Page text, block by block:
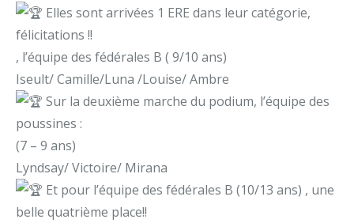
Elles sont arrivées 1 ERE dans leur catégorie,
félicitations !!
, l’équipe des fédérales B ( 9/10 ans)
Iseult/ Camille/Luna /Louise/ Ambre
Sur la deuxième marche du podium, l’équipe des
poussines :
(7 – 9 ans)
Lyndsay/ Victoire/ Mirana
Et pour l’équipe des fédérales B (10/13 ans) , une
belle quatrième place!!